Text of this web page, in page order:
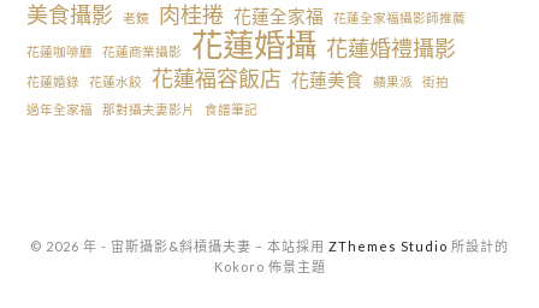
美食攝影 老鏡 肉桂捲 花蓮全家福 花蓮全家福攝影師推薦
花蓮咖啡廳 花蓮商業攝影 花蓮婚攝 花蓮婚禮攝影
花蓮婚錄 花蓮水餃 花蓮福容飯店 花蓮美食 蘋果派
街拍
過年全家福
那對攝夫妻影片 食譜筆記
© 2026 年 - 宙斯攝影&斜槓攝夫妻 – 本站採用 ZThemes Studio 所設計的
Kokoro 佈景主題